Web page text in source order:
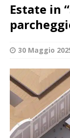
Estate in
30 Maggio